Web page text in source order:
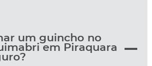
um guincho no
em Piraquara